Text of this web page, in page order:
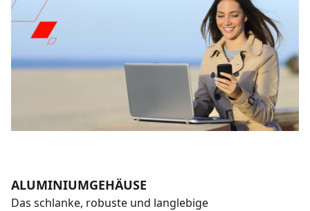
ALUMINIUMGEHÄUSE
Das schlanke, robuste und langlebige